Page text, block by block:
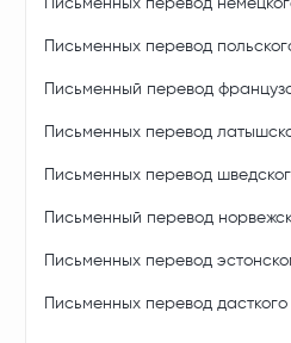
Письменных перевод
Письменных перевод
Письменный перевод
Письменных перевод
Письменных перевод
Письменный перевод
Письменных перевод
Письменных перевод дасткого